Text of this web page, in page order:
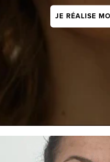
JE RÉALISE